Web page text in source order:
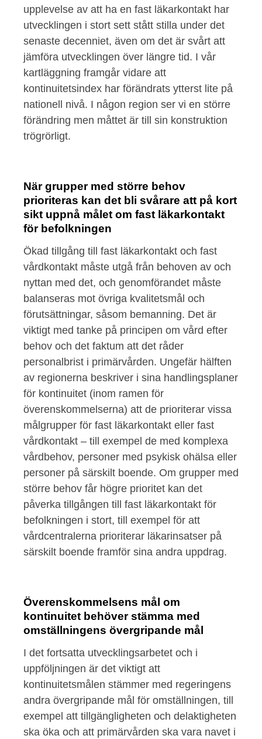
upplevelse av att ha en fast läkarkontakt har
utvecklingen i stort sett stått stilla under det
senaste decenniet, även om det är svårt att
jämföra utvecklingen över längre tid. I vår
kartläggning framgår vidare att
kontinuitetsindex har förändrats ytterst lite på
nationell nivå. I någon region ser vi en större
förändring men måttet är till sin konstruktion
trögrörligt.
När grupper med större behov
prioriteras kan det bli svårare att på kort
sikt uppnå målet om fast läkarkontakt
för befolkningen
Ökad tillgång till fast läkarkontakt och fast
vårdkontakt måste utgå från behoven av och
nyttan med det, och genomförandet måste
balanseras mot övriga kvalitetsmål och
förutsättningar, såsom bemanning. Det är
viktigt med tanke på principen om vård efter
behov och det faktum att det råder
personalbrist i primärvården. Ungefär hälften
av regionerna beskriver i sina handlingsplaner
för kontinuitet (inom ramen för
överenskommelserna) att de prioriterar vissa
målgrupper för fast läkarkontakt eller fast
vårdkontakt – till exempel de med komplexa
vårdbehov, personer med psykisk ohälsa eller
personer på särskilt boende. Om grupper med
större behov får högre prioritet kan det
påverka tillgången till fast läkarkontakt för
befolkningen i stort, till exempel för att
vårdcentralerna prioriterar läkarinsatser på
särskilt boende framför sina andra uppdrag.
Överenskommelsens mål om
kontinuitet behöver stämma med
omställningens övergripande mål
I det fortsatta utvecklingsarbetet och i
uppföljningen är det viktigt att
kontinuitetsmålen stämmer med regeringens
andra övergripande mål för omställningen, till
exempel att tillgängligheten och delaktigheten
ska öka och att primärvården ska vara navet i